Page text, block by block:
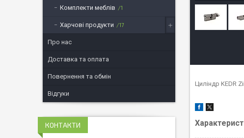
Циліндр KEDR
Комплекти меблів 1
Харчові продукти 17
Про нас
Доставка та оплата
Повернення та обмін
Відгуки
КОНТАКТИ